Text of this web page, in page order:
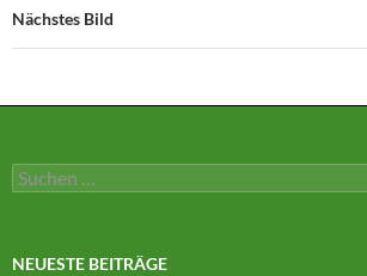
Nächstes Bild
Suchen
nach:
NEUESTE BEITRÄGE